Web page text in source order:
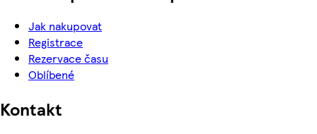
Jak nakupovat
Registrace
Rezervace času
Oblíbené
Kontakt